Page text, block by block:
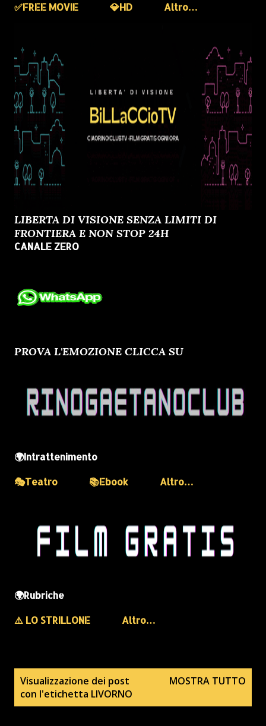
✅️FREE MOVIE
💎HD Altro…
LIBERTA DI VISIONE SENZA LIMITI DI
FRONTIERA E NON STOP 24H
CANALE ZERO
PROVA L'EMOZIONE CLICCA SU
🌍Intrattenimento
🎭Teatro
📚Ebook Altro…
🌍Rubriche
⚠️ LO STRILLONE
Altro…
Visualizzazione dei post
con l'etichetta LIVORNO
MOSTRA TUTTO